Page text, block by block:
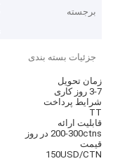
برجسته
جزئیات بسته بندی
زمان تحویل
3-7 روز کاری
شرایط پرداخت
TT
قابلیت ارائه
200-300ctns در روز
قیمت
150USD/CTN